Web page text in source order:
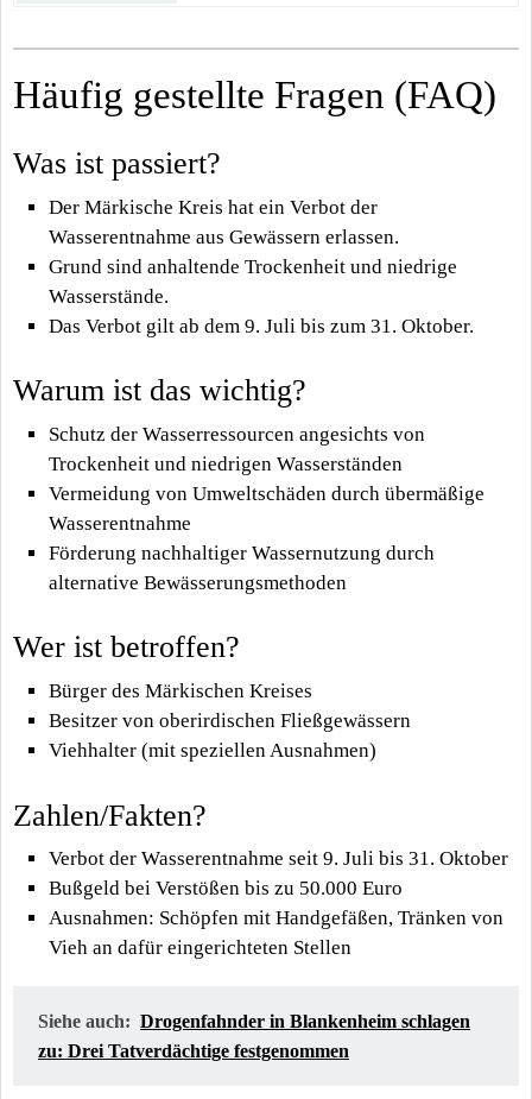
Häufig gestellte Fragen (FAQ)
Was ist passiert?
Der Märkische Kreis hat ein Verbot der
Wasserentnahme aus Gewässern erlassen.
Grund sind anhaltende Trockenheit und niedrige
Wasserstände.
Das Verbot gilt ab dem 9. Juli bis zum 31. Oktober.
Warum ist das wichtig?
Schutz der Wasserressourcen angesichts von
Trockenheit und niedrigen Wasserständen
Vermeidung von Umweltschäden durch übermäßige
Wasserentnahme
Förderung nachhaltiger Wassernutzung durch
alternative Bewässerungsmethoden
Wer ist betroffen?
Bürger des Märkischen Kreises
Besitzer von oberirdischen Fließgewässern
Viehhalter (mit speziellen Ausnahmen)
Zahlen/Fakten?
Verbot der Wasserentnahme seit 9. Juli bis 31. Oktober
Bußgeld bei Verstößen bis zu 50.000 Euro
Ausnahmen: Schöpfen mit Handgefäßen, Tränken von
Vieh an dafür eingerichteten Stellen
Siehe auch: Drogenfahnder in Blankenheim schlagen
zu: Drei Tatverdächtige festgenommen